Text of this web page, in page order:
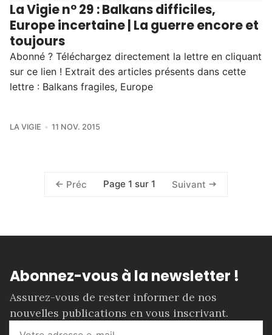
La Vigie n° 29 : Balkans difficiles,
Europe incertaine | La guerre encore et
toujours
Abonné ? Téléchargez directement la lettre en cliquant
sur ce lien ! Extrait des articles présents dans cette
lettre : Balkans fragiles, Europe
LA VIGIE 11 NOV. 2015
Préc Page 1 sur 1 Suivant
Abonnez-vous à la newsletter !
Assurez-vous de rester informer de nos
nouvelles publications en vous inscrivant.